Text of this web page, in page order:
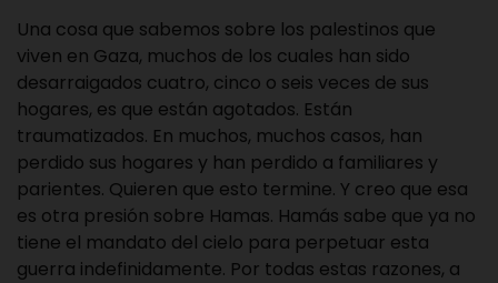
Una cosa que sabemos sobre los palestinos que
viven en Gaza, muchos de los cuales han sido
desarraigados cuatro, cinco o seis veces de sus
hogares, es que están agotados. Están
traumatizados. En muchos, muchos casos, han
perdido sus hogares y han perdido a familiares y
parientes. Quieren que esto termine. Y creo que esa
es otra presión sobre Hamas. Hamás sabe que ya no
tiene el mandato del cielo para perpetuar esta
guerra indefinidamente. Por todas estas razones, a